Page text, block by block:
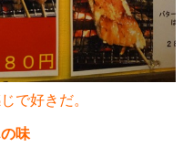
で好きだ。
味